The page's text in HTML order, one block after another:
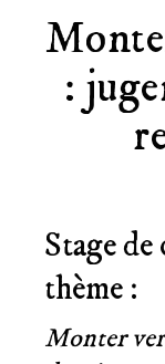
:
Stage
thème :
Monter